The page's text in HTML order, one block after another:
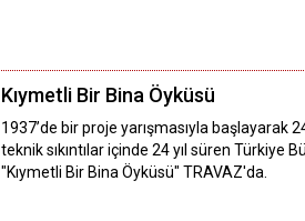
Kıymetli Bir Bina Öyküsü
1937’de bir proje yarışmasıyla başlayarak
teknik sıkıntılar içinde 24 yıl süren Türkiye
"Kıymetli Bir Bina Öyküsü" TRAVAZ'da.